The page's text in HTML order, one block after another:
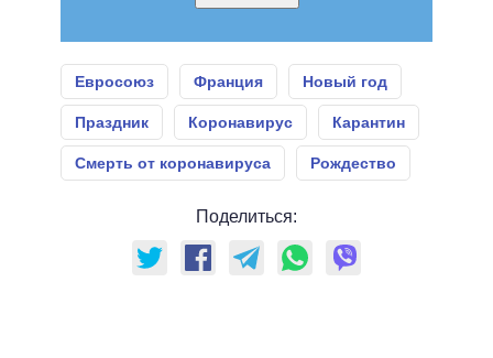
Евросоюз Франция Новый год
Праздник Коронавирус Карантин
Смерть от коронавируса Рождество
Поделиться: